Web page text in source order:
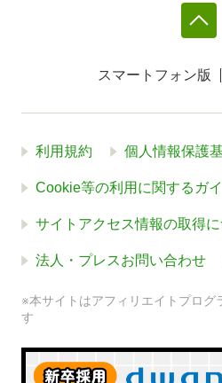
スマートフォン版
利用規約 個人情報保護
Cookie等の利用に関するガ
サイトアクセス情報の取得に
法人・プレスお問い合わせ
※本サイトはアフィリエイトプログ
す